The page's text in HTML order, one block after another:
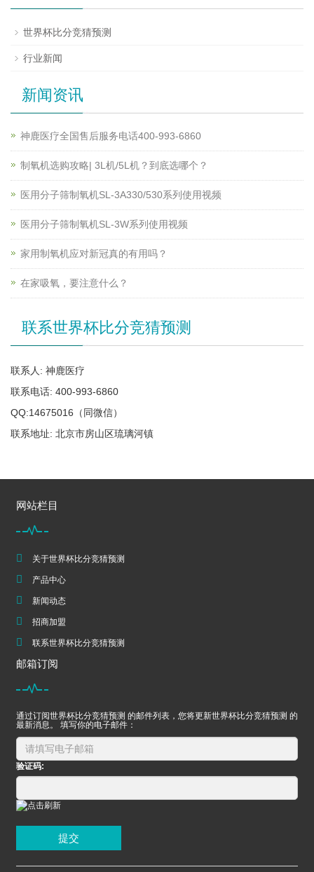
世界杯比分竞猜预测
行业新闻
新闻资讯
神鹿医疗全国售后服务电话400-993-6860
制氧机选购攻略| 3L机/5L机？到底选哪个？
医用分子筛制氧机SL-3A330/530系列使用视频
医用分子筛制氧机SL-3W系列使用视频
家用制氧机应对新冠真的有用吗？
在家吸氧，要注意什么？
联系世界杯比分竞猜预测
联系人: 神鹿医疗
联系电话: 400-993-6860
QQ:14675016（同微信）
联系地址: 北京市房山区琉璃河镇
网站栏目
关于世界杯比分竞猜预测
产品中心
新闻动态
招商加盟
联系世界杯比分竞猜预测
邮箱订阅
通过订阅世界杯比分竞猜预测 的邮件列表，您将更新世界杯比分竞猜预测 的
最新消息。 填写你的电子邮件：
验证码:
提交